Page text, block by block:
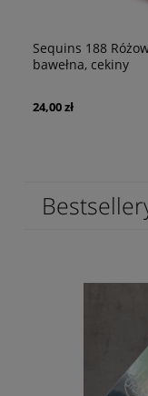
Sequins 188
bawełna, cekiny
24,00 zł